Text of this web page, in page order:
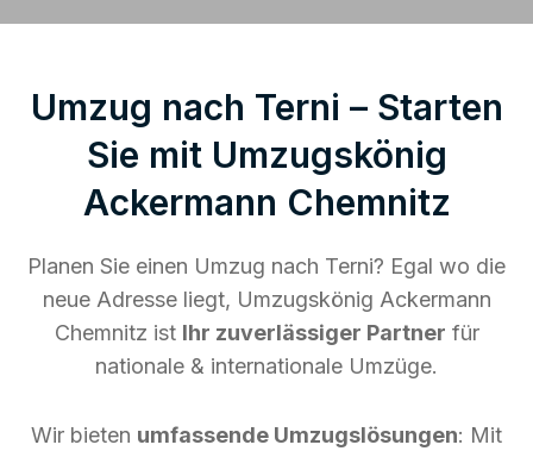
Umzug nach Terni – Starten
Sie mit Umzugskönig
Ackermann Chemnitz
Planen Sie einen Umzug nach Terni? Egal wo die
neue Adresse liegt, Umzugskönig Ackermann
Chemnitz ist Ihr zuverlässiger Partner für
nationale & internationale Umzüge.
Wir bieten umfassende Umzugslösungen: Mit